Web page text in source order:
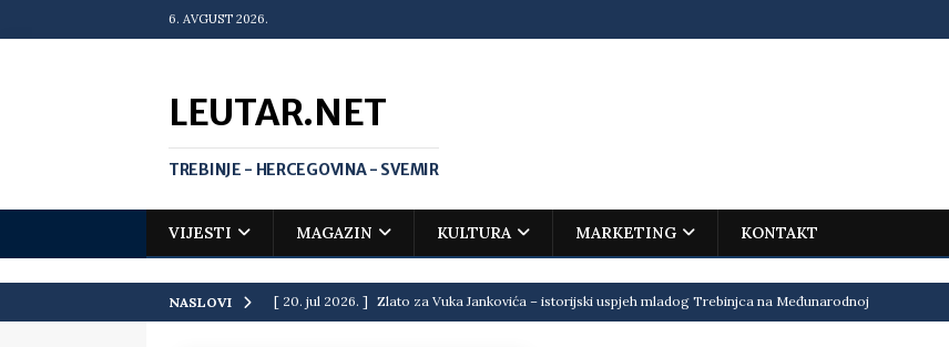
6. AVGUST 2026.
LEUTAR.NET
TREBINJE - HERCEGOVINA - SVEMIR
VIJESTI MAGAZIN KULTURA MARKETING KONTAKT
NASLOVI [ 20. jul 2026. ] Zlato za Vuka Jankovića – istorijski uspjeh mladog Trebinjca na Međunarodnoj